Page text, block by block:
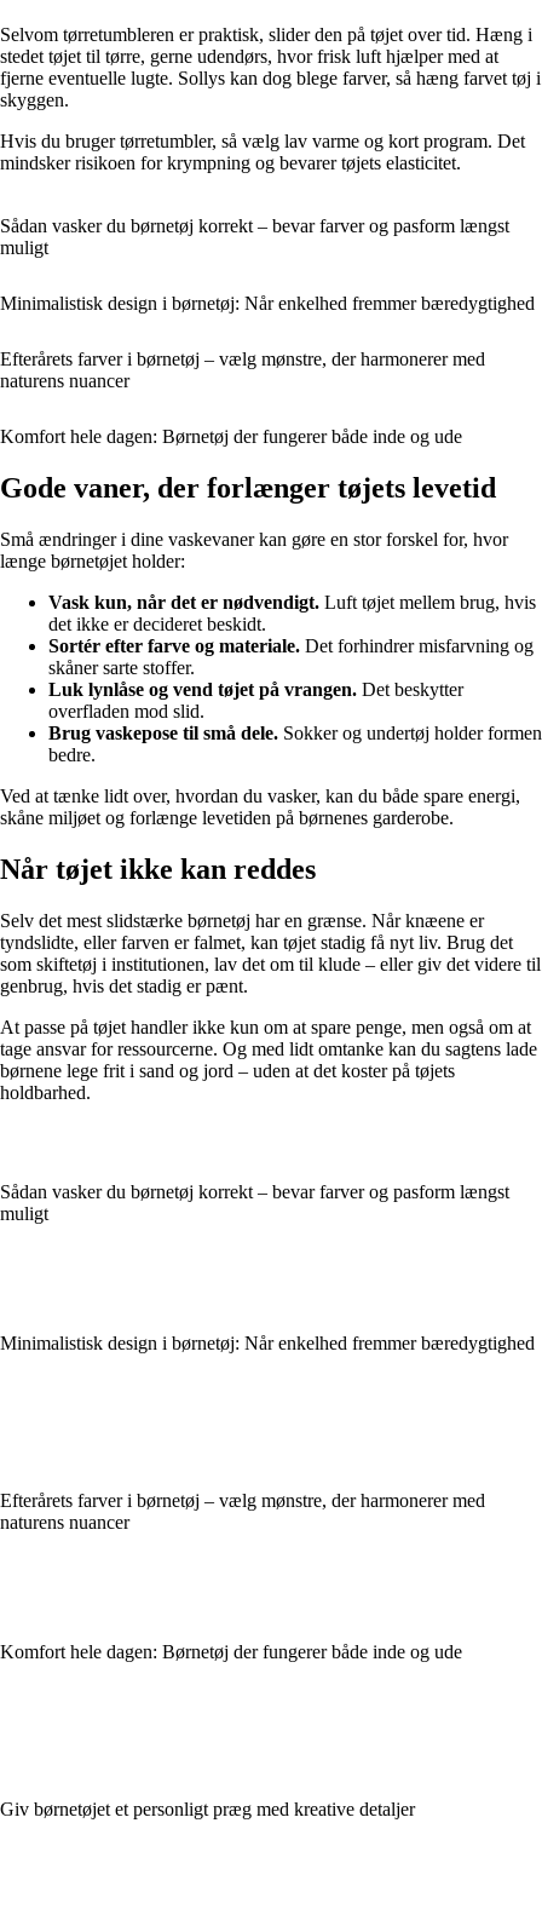
Selvom tørretumbleren er praktisk, slider den på tøjet over tid. Hæng i
stedet tøjet til tørre, gerne udendørs, hvor frisk luft hjælper med at
fjerne eventuelle lugte. Sollys kan dog blege farver, så hæng farvet tøj i
skyggen.
Hvis du bruger tørretumbler, så vælg lav varme og kort program. Det
mindsker risikoen for krympning og bevarer tøjets elasticitet.
Sådan vasker du børnetøj korrekt – bevar farver og pasform længst
muligt
Minimalistisk design i børnetøj: Når enkelhed fremmer bæredygtighed
Efterårets farver i børnetøj – vælg mønstre, der harmonerer med
naturens nuancer
Komfort hele dagen: Børnetøj der fungerer både inde og ude
Gode vaner, der forlænger tøjets levetid
Små ændringer i dine vaskevaner kan gøre en stor forskel for, hvor
længe børnetøjet holder:
Vask kun, når det er nødvendigt. Luft tøjet mellem brug, hvis
det ikke er decideret beskidt.
Sortér efter farve og materiale. Det forhindrer misfarvning og
skåner sarte stoffer.
Luk lynlåse og vend tøjet på vrangen. Det beskytter
overfladen mod slid.
Brug vaskepose til små dele. Sokker og undertøj holder formen
bedre.
Ved at tænke lidt over, hvordan du vasker, kan du både spare energi,
skåne miljøet og forlænge levetiden på børnenes garderobe.
Når tøjet ikke kan reddes
Selv det mest slidstærke børnetøj har en grænse. Når knæene er
tyndslidte, eller farven er falmet, kan tøjet stadig få nyt liv. Brug det
som skiftetøj i institutionen, lav det om til klude – eller giv det videre til
genbrug, hvis det stadig er pænt.
At passe på tøjet handler ikke kun om at spare penge, men også om at
tage ansvar for ressourcerne. Og med lidt omtanke kan du sagtens lade
børnene lege frit i sand og jord – uden at det koster på tøjets
holdbarhed.
Sådan vasker du børnetøj korrekt – bevar farver og pasform længst
muligt
Minimalistisk design i børnetøj: Når enkelhed fremmer bæredygtighed
Efterårets farver i børnetøj – vælg mønstre, der harmonerer med
naturens nuancer
Komfort hele dagen: Børnetøj der fungerer både inde og ude
Giv børnetøjet et personligt præg med kreative detaljer